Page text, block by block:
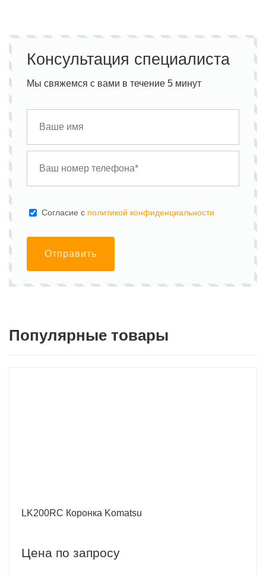
Консультация специалиста
Мы свяжемся с вами в течение 5 минут
Cогласие с политикой конфиденциальности
Отправить
Популярные товары
LK200RC Коронка Komatsu
Цена по запросу